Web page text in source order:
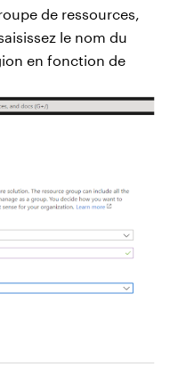
de ressources,
le nom du
en fonction de